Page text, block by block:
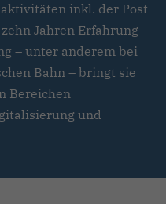
inkl. der Post
Jahren Erfahrung
– unter anderem bei
Bahn – bringt sie
Bereichen
und